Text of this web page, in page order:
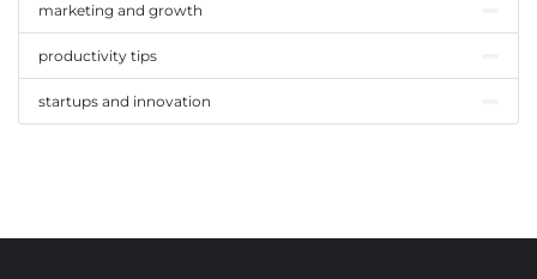
marketing and growth
productivity tips
startups and innovation